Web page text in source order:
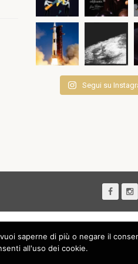
Segui su
saperne di più o negare il
all'uso dei cookie.